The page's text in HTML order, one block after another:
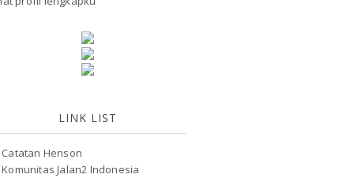
LINK LIST
Catatan Henson
Komunitas Jalan2 Indonesia